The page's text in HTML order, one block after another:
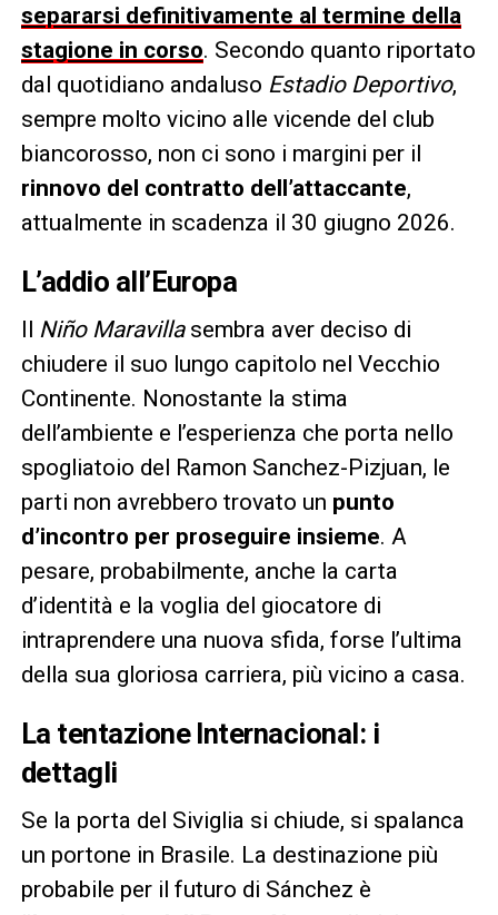
separarsi definitivamente al termine della
stagione in corso. Secondo quanto riportato
dal quotidiano andaluso Estadio Deportivo,
sempre molto vicino alle vicende del club
biancorosso, non ci sono i margini per il
rinnovo del contratto dell’attaccante,
attualmente in scadenza il 30 giugno 2026.
L’addio all’Europa
Il Niño Maravillasembra aver deciso di
chiudere il suo lungo capitolo nel Vecchio
Continente. Nonostante la stima
dell’ambiente e l’esperienza che porta nello
spogliatoio del Ramon Sanchez-Pizjuan, le
parti non avrebbero trovato un punto
d’incontro per proseguire insieme. A
pesare, probabilmente, anche la carta
d’identità e la voglia del giocatore di
intraprendere una nuova sfida, forse l’ultima
della sua gloriosa carriera, più vicino a casa.
La tentazione Internacional: i
dettagli
Se la porta del Siviglia si chiude, si spalanca
un portone in Brasile. La destinazione più
probabile per il futuro di Sánchez è